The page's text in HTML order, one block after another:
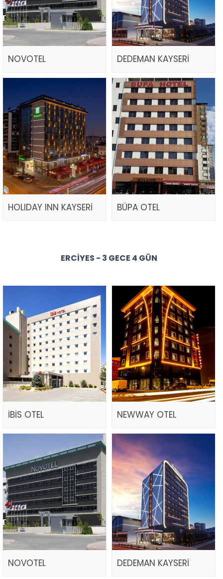
NOVOTEL DEDEMAN KAYSERİ
HOLIDAY INN KAYSERİ BÜPA OTEL
ERCIYES - 3 GECE 4 GÜN
İBİS OTEL NEWWAY OTEL
NOVOTEL DEDEMAN KAYSERİ